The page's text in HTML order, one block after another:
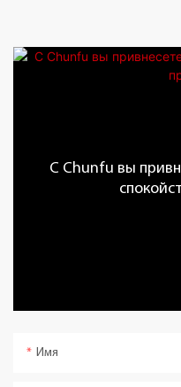
С Chunfu вы
Имя